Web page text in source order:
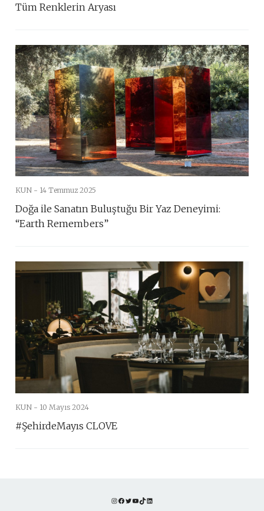
Tüm Renklerin Aryası
KUN - 14 Temmuz 2025
Doğa ile Sanatın Buluştuğu Bir Yaz Deneyimi:
“Earth Remembers”
KUN - 10 Mayıs 2024
#ŞehirdeMayıs CLOVE
Instagram
Facebook
TwitterYouTube
TikTok